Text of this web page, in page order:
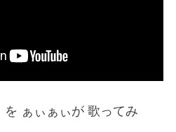
を ぁぃぁぃが 歌ってみ